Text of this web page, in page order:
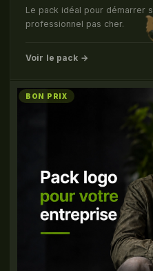
Le pack idéal pour démarrer
professionnel pas cher.
Voir le pack →
BON PRIX